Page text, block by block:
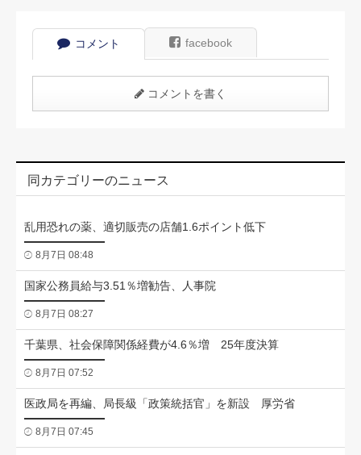
コメント facebook
コメントを書く
同カテゴリーのニュース
乱用恐れの薬、適切販売の店舗1.6ポイント低下
8月7日 08:48
国家公務員給与3.51％増勧告、人事院
8月7日 08:27
千葉県、社会保障関係経費が4.6％増 25年度決算
8月7日 07:52
医政局を再編、局長級「政策統括官」を新設 厚労省
8月7日 07:45